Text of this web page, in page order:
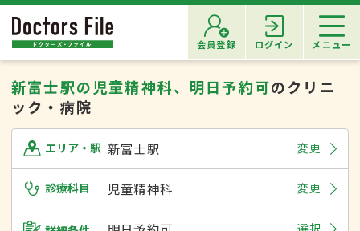
会員登録 ログイン メニュー
新富士駅の児童精神科、明日予約可のクリニ
ック・病院
エリア・駅 新富士駅 変更
診療科目 児童精神科 変更